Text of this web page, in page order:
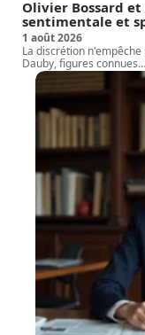
Olivier Bossard
sentimentale et
1 août 2026
La discrétion
Dauby, figures connues…